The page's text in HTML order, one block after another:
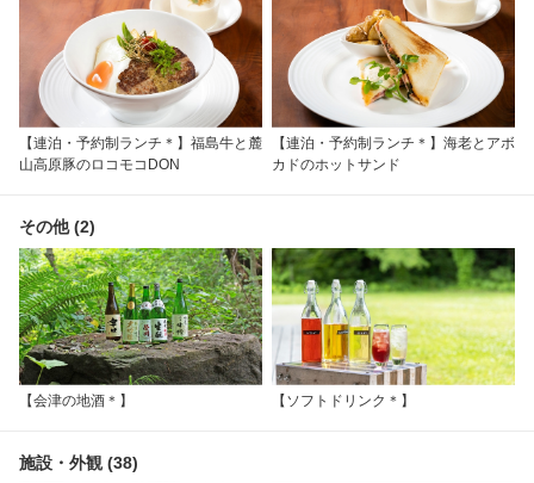
【連泊・予約制ランチ＊】福島牛と麓
山高原豚のロコモコDON
【連泊・予約制ランチ＊】海老とアボ
カドのホットサンド
その他 (2)
【会津の地酒＊】 【ソフトドリンク＊】
施設・外観 (38)